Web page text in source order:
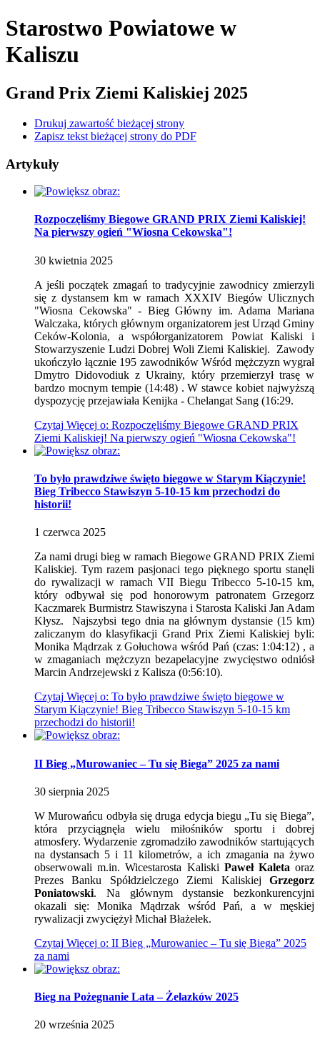
Starostwo Powiatowe w
Kaliszu
Grand Prix Ziemi Kaliskiej 2025
Drukuj zawartość bieżącej strony
Zapisz tekst bieżącej strony do PDF
Artykuły
Rozpoczęliśmy Biegowe GRAND PRIX Ziemi Kaliskiej!
Na pierwszy ogień "Wiosna Cekowska"!
30 kwietnia 2025
A jeśli początek zmagań to tradycyjnie zawodnicy zmierzyli
się z dystansem km w ramach XXXIV Biegów Ulicznych
"Wiosna Cekowska" - Bieg Główny im. Adama Mariana
Walczaka, których głównym organizatorem jest Urząd Gminy
Ceków-Kolonia, a współorganizatorem Powiat Kaliski i
Stowarzyszenie Ludzi Dobrej Woli Ziemi Kaliskiej. Zawody
ukończyło łącznie 195 zawodników Wśród mężczyzn wygrał
Dmytro Didovodiuk z Ukrainy, który przemierzył trasę w
bardzo mocnym tempie (14:48) . W stawce kobiet najwyższą
dyspozycję przejawiała Kenijka - Chelangat Sang (16:29.
Czytaj Więcej o: Rozpoczęliśmy Biegowe GRAND PRIX
Ziemi Kaliskiej! Na pierwszy ogień "Wiosna Cekowska"!
To było prawdziwe święto biegowe w Starym Kiączynie!
Bieg Tribecco Stawiszyn 5-10-15 km przechodzi do
historii!
1 czerwca 2025
Za nami drugi bieg w ramach Biegowe GRAND PRIX Ziemi
Kaliskiej. Tym razem pasjonaci tego pięknego sportu stanęli
do rywalizacji w ramach VII Biegu Tribecco 5-10-15 km,
który odbywał się pod honorowym patronatem Grzegorz
Kaczmarek Burmistrz Stawiszyna i Starosta Kaliski Jan Adam
Kłysz. Najszybsi tego dnia na głównym dystansie (15 km)
zaliczanym do klasyfikacji Grand Prix Ziemi Kaliskiej byli:
Monika Mądrzak z Gołuchowa wśród Pań (czas: 1:04:12) , a
w zmaganiach mężczyzn bezapelacyjne zwycięstwo odniósł
Marcin Andrzejewski z Kalisza (0:56:10).
Czytaj Więcej o: To było prawdziwe święto biegowe w
Starym Kiączynie! Bieg Tribecco Stawiszyn 5-10-15 km
przechodzi do historii!
II Bieg „Murowaniec – Tu się Biega” 2025 za nami
30 sierpnia 2025
W Murowańcu odbyła się druga edycja biegu „Tu się Biega”,
która przyciągnęła wielu miłośników sportu i dobrej
atmosfery. Wydarzenie zgromadziło zawodników startujących
na dystansach 5 i 11 kilometrów, a ich zmagania na żywo
obserwowali m.in. Wicestarosta Kaliski Paweł Kaleta oraz
Prezes Banku Spółdzielczego Ziemi Kaliskiej Grzegorz
Poniatowski. Na głównym dystansie bezkonkurencyjni
okazali się: Monika Mądrzak wśród Pań, a w męskiej
rywalizacji zwyciężył Michał Błażełek.
Czytaj Więcej o: II Bieg „Murowaniec – Tu się Biega” 2025
za nami
Bieg na Pożegnanie Lata – Żelazków 2025
20 września 2025